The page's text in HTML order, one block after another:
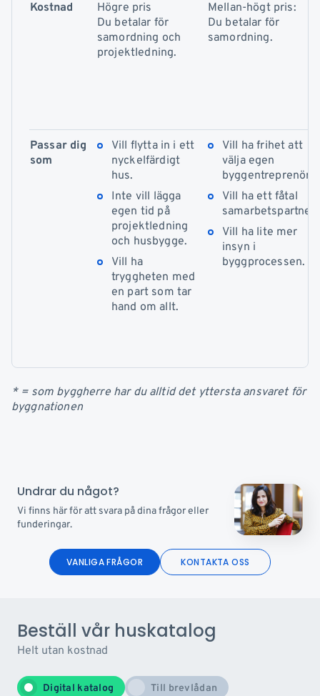
Kostnad
Högre pris
Du betalar för
samordning och
projektledning.
Mellan-högt pris:
Du betalar för
samordning.
Passar dig
som
Vill flytta in i ett
nyckelfärdigt
hus.
Inte vill lägga
egen tid på
projektledning
och husbygge.
Vill ha
tryggheten med
en part som tar
hand om allt.
Vill ha frihet att
välja egen
byggentreprenör.
Vill ha ett fåtal
Vill ha lite mer
insyn i
byggprocessen.
* = som byggherre har du alltid det yttersta ansvaret för
byggnationen
Undrar du något?
Vi finns här för att svara på dina frågor eller
funderingar.
VANLIGA FRÅGOR KONTAKTA OSS
Beställ vår huskatalog
Helt utan kostnad
Digital katalog Till brevlådan